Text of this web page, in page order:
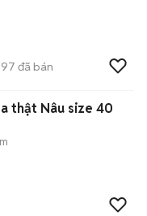
đã bán
thật Nâu size 40